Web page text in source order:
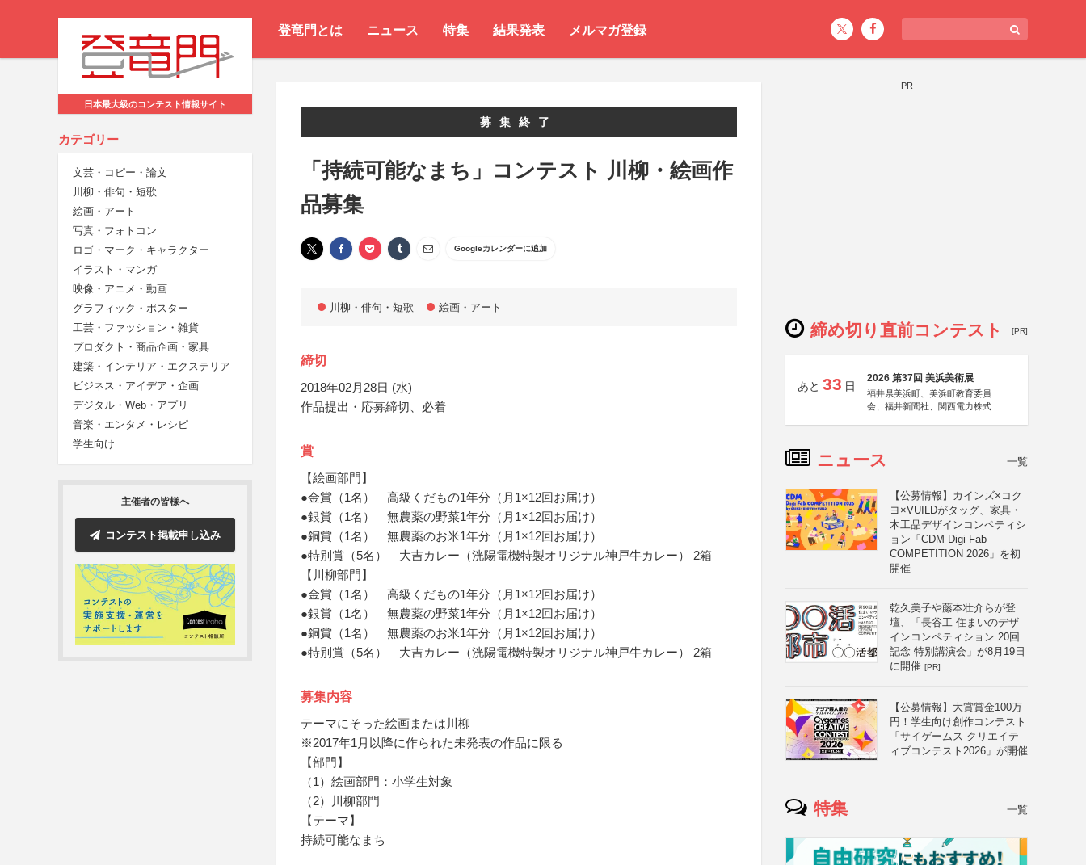
登竜門とは ニュース 特集 結果発表 メルマガ登録
日本最大級のコンテスト情報サイト
カテゴリー
文芸・コピー・論文
川柳・俳句・短歌
絵画・アート
写真・フォトコン
ロゴ・マーク・キャラクター
イラスト・マンガ
映像・アニメ・動画
グラフィック・ポスター
工芸・ファッション・雑貨
プロダクト・商品企画・家具
建築・インテリア・エクステリア
ビジネス・アイデア・企画
デジタル・Web・アプリ
音楽・エンタメ・レシピ
学生向け
主催者の皆様へ
コンテスト掲載申し込み
募集終了
「持続可能なまち」コンテスト 川柳・絵画作
品募集
Googleカレンダーに追加
川柳・俳句・短歌 絵画・アート
締切
2018年02月28日 (水)
作品提出・応募締切、必着
賞
【絵画部門】
●金賞（1名） 高級くだもの1年分（月1×12回お届け）
●銀賞（1名） 無農薬の野菜1年分（月1×12回お届け）
●銅賞（1名） 無農薬のお米1年分（月1×12回お届け）
●特別賞（5名） 大吉カレー（洸陽電機特製オリジナル神戸牛カレー） 2箱
【川柳部門】
●金賞（1名） 高級くだもの1年分（月1×12回お届け）
●銀賞（1名） 無農薬の野菜1年分（月1×12回お届け）
●銅賞（1名） 無農薬のお米1年分（月1×12回お届け）
●特別賞（5名） 大吉カレー（洸陽電機特製オリジナル神戸牛カレー） 2箱
募集内容
テーマにそった絵画または川柳
※2017年1月以降に作られた未発表の作品に限る
【部門】
（1）絵画部門：小学生対象
（2）川柳部門
【テーマ】
持続可能なまち
PR
締め切り直前コンテスト [PR]
あと 33 日
2026 第37回 美浜美術展
福井県美浜町、美浜町教育委員
会、福井新聞社、関西電力株式会
ニュース 一覧
【公募情報】カインズ×コク
ヨ×VUILDがタッグ、家具・
木工品デザインコンペティシ
ョン「CDM Digi Fab
COMPETITION 2026」を初
開催
乾久美子や藤本壮介らが登
壇、「長谷工 住まいのデザ
インコンペティション 20回
記念 特別講演会」が8月19日
に開催 [PR]
【公募情報】大賞賞金100万
円！学生向け創作コンテスト
「サイゲームス クリエイテ
ィブコンテスト2026」が開催
特集 一覧